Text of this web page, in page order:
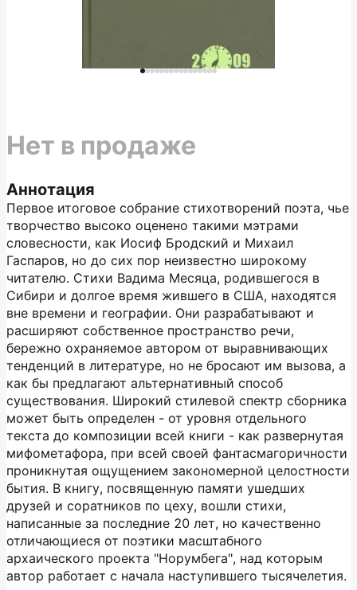
Аннотация
Первое итоговое собрание стихотворений поэта, чье
творчество высоко оценено такими мэтрами
словесности, как Иосиф Бродский и Михаил
Гаспаров, но до сих пор неизвестно широкому
читателю. Стихи Вадима Месяца, родившегося в
Сибири и долгое время жившего в США, находятся
вне времени и географии. Они разрабатывают и
расширяют собственное пространство речи,
бережно охраняемое автором от выравнивающих
тенденций в литературе, но не бросают им вызова, а
как бы предлагают альтернативный способ
существования. Широкий стилевой спектр сборника
может быть определен - от уровня отдельного
текста до композиции всей книги - как развернутая
мифометафора, при всей своей фантасмагоричности
проникнутая ощущением закономерной целостности
бытия. В книгу, посвященную памяти ушедших
друзей и соратников по цеху, вошли стихи,
написанные за последние 20 лет, но качественно
отличающиеся от поэтики масштабного
архаического проекта "Норумбега", над которым
автор работает с начала наступившего тысячелетия.
Нет в продаже